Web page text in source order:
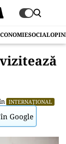
SOCIAL
INTERNAȚIONAL
Google